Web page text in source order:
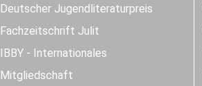
Deutscher Jugendliteraturpreis
Fachzeitschrift Julit
IBBY - Internationales
Mitgliedschaft